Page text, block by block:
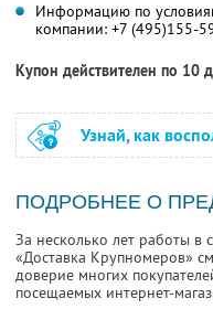
Информацию по
компании: +7 (495)155-
Купон действителен по 10
Узнай, как
ПОДРОБНЕЕ О
За несколько лет работы в
«Доставка Крупномеров»
доверие многих
посещаемых интернет-